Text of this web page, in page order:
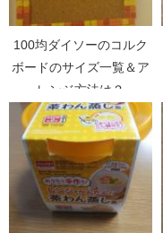
100均ダイソーのコルク
ボードのサイズ一覧＆ア
レンジ方法は？